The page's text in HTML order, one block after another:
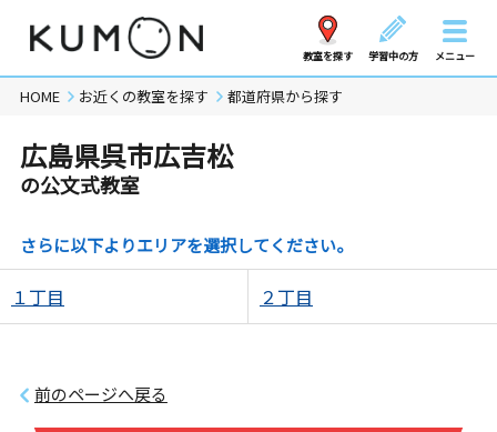
教室を探す 学習中の方 メニュー
HOME お近くの教室を探す 都道府県から探す
広島県呉市広吉松
の公文式教室
さらに以下よりエリアを選択してください。
１丁目 ２丁目
前のページへ戻る